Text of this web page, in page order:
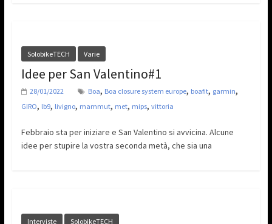
SolobikeTECH Varie
Idee per San Valentino#1
28/01/2022 Boa, Boa closure system europe, boafit, garmin,
GIRO, lb9, livigno, mammut, met, mips, vittoria
Febbraio sta per iniziare e San Valentino si avvicina. Alcune
idee per stupire la vostra seconda metà, che sia una
Interviste SolobikeTECH